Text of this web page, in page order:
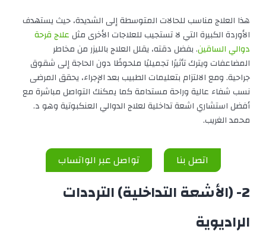
هذا العلاج مناسب للحالات المتوسطة إلى الشديدة، حيث يستهدف
الأوردة الكبيرة التي لا تستجيب للعلاجات الأخرى مثلعلاج قرحة
دوالي الساقين. بفضل دقته، يقلل العلاج بالليزر من مخاطر
المضاعفات ويترك تأثيرًا تجميليًا ملحوظًا دون الحاجة إلى شقوق
جراحية. ومع الالتزام بتعليمات الطبيب بعد الإجراء، يحقق المرضى
نسب شفاء عالية وراحة مستدامة كما يمكنك التواصل مباشرة مع
أفضل استشاري اشعة تداخلية لعلاج الدوالي العنكبوتية وهو د.
محمد الغريب.
اتصل بنا تواصل عبر الواتساب
2- (الأشعة التداخلية) الترددات
الراديوية